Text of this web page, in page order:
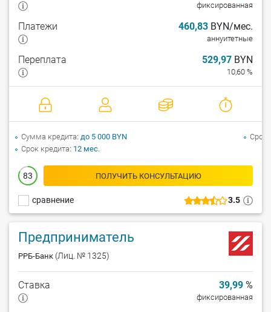
3.5
сравнение
фиксированная
Платежи 460,83 BYN/мес.
аннуитетные
Переплата 529,97 BYN
10,60 %
83 ПОЛУЧИТЬ КОНСУЛЬТАЦИЮ
Сумма кредита до 5 000 BYN
Срок кредита 12 мес.
Срок
Предприниматель
РРБ-Банк (Лиц. № 1325)
Ставка 39,99 %
фиксированная